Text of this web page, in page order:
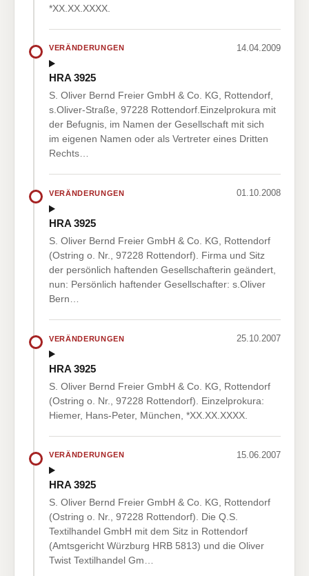
*XX.XX.XXXX.
VERÄNDERUNGEN 14.04.2009
HRA 3925
S. Oliver Bernd Freier GmbH & Co. KG, Rottendorf,
s.Oliver-Straße, 97228 Rottendorf.Einzelprokura mit
der Befugnis, im Namen der Gesellschaft mit sich
im eigenen Namen oder als Vertreter eines Dritten
Rechts…
VERÄNDERUNGEN 01.10.2008
HRA 3925
S. Oliver Bernd Freier GmbH & Co. KG, Rottendorf
(Ostring o. Nr., 97228 Rottendorf). Firma und Sitz
der persönlich haftenden Gesellschafterin geändert,
nun: Persönlich haftender Gesellschafter: s.Oliver
Bern…
VERÄNDERUNGEN 25.10.2007
HRA 3925
S. Oliver Bernd Freier GmbH & Co. KG, Rottendorf
(Ostring o. Nr., 97228 Rottendorf). Einzelprokura:
Hiemer, Hans-Peter, München, *XX.XX.XXXX.
VERÄNDERUNGEN 15.06.2007
HRA 3925
S. Oliver Bernd Freier GmbH & Co. KG, Rottendorf
(Ostring o. Nr., 97228 Rottendorf). Die Q.S.
Textilhandel GmbH mit dem Sitz in Rottendorf
(Amtsgericht Würzburg HRB 5813) und die Oliver
Twist Textilhandel Gm…